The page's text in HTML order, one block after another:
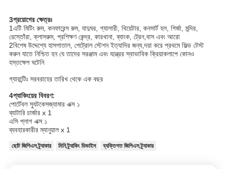
3প্রয়োগের ক্ষেত্রঃ
1এটি মিটিং রুম, কনফারেন্স রুম, যাদুঘর, গ্যালারী, থিয়েটার, কনসার্ট হল, গির্জা, মন্দির,
রেস্তোঁরা, ক্লাসরুম, প্রশিক্ষণ কেন্দ্র, কারখানা, ব্যাংক, ট্রেন,বাস এবং আরো
2বিশেষ উদ্দেশ্যে হাসপাতাল, পেট্রোল স্টেশন ইত্যাদির জন্য,দয়া করে প্রথমে ফিল্ড টেস্ট
করুন যাতে নিশ্চিত হন যে তাদের সরঞ্জাম এবং যন্ত্রের স্বাভাবিক ক্রিয়াকলাপে কোনও
হস্তক্ষেপ ঘটেনি
গ্যারান্টিঃ সরবরাহের তারিখ থেকে এক বছর
4প্যাকিংয়ের বিবরণ:
পোর্টেবল স্যুটকেসজ্যামার এক্স ১
ব্যাটারি চার্জার x 1
এসি প্লাগ এক্স ১
ব্যবহারকারীর ম্যানুয়াল x 1
ছোট জিপিএস ট্র্যাকার মিনি ট্র্যাকিং ডিভাইস ব্যক্তিগত জিপিএস ট্র্যাকার